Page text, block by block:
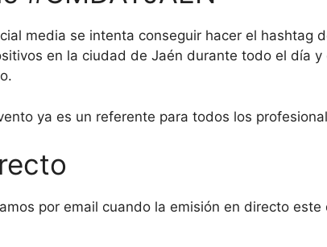
media se intenta conseguir hacer el hashtag
en la ciudad de Jaén durante todo el día
ya es un referente para todos los
por email cuando la emisión en directo este